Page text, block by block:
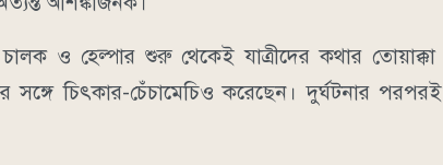
ও হেল্পার শুরু থেকেই যাত্রীদের কথার
সঙ্গে চিৎকার-চেঁচামেচিও করেছেন। দুর্ঘটনার